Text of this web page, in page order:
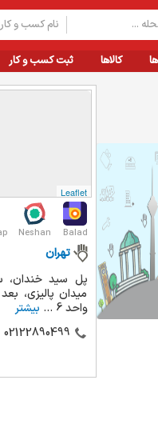
ثبت کسب و کار کالاها
Leaflet
Balad
Neshan
تهران
پل سید خندان،
واحد 6 ...
بیشتر
02122890499